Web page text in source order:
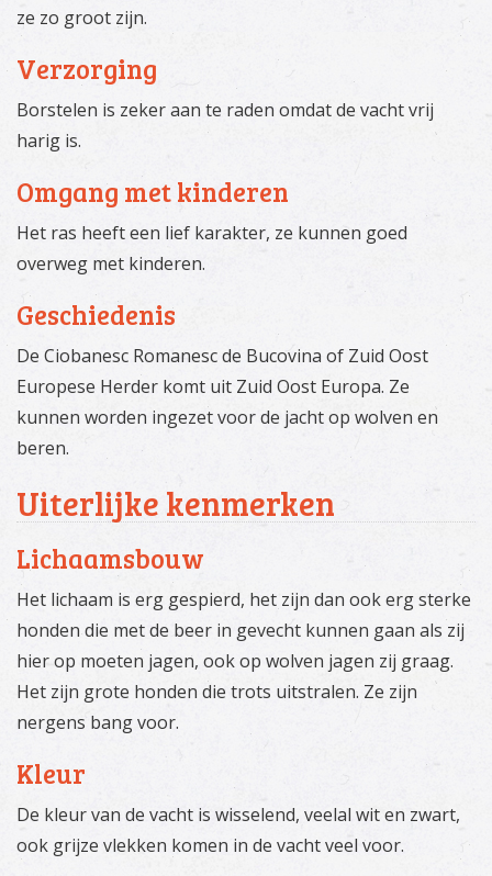
ze zo groot zijn.
Verzorging
Borstelen is zeker aan te raden omdat de vacht vrij
harig is.
Omgang met kinderen
Het ras heeft een lief karakter, ze kunnen goed
overweg met kinderen.
Geschiedenis
De Ciobanesc Romanesc de Bucovina of Zuid Oost
Europese Herder komt uit Zuid Oost Europa. Ze
kunnen worden ingezet voor de jacht op wolven en
beren.
Uiterlijke kenmerken
Lichaamsbouw
Het lichaam is erg gespierd, het zijn dan ook erg sterke
honden die met de beer in gevecht kunnen gaan als zij
hier op moeten jagen, ook op wolven jagen zij graag.
Het zijn grote honden die trots uitstralen. Ze zijn
nergens bang voor.
Kleur
De kleur van de vacht is wisselend, veelal wit en zwart,
ook grijze vlekken komen in de vacht veel voor.